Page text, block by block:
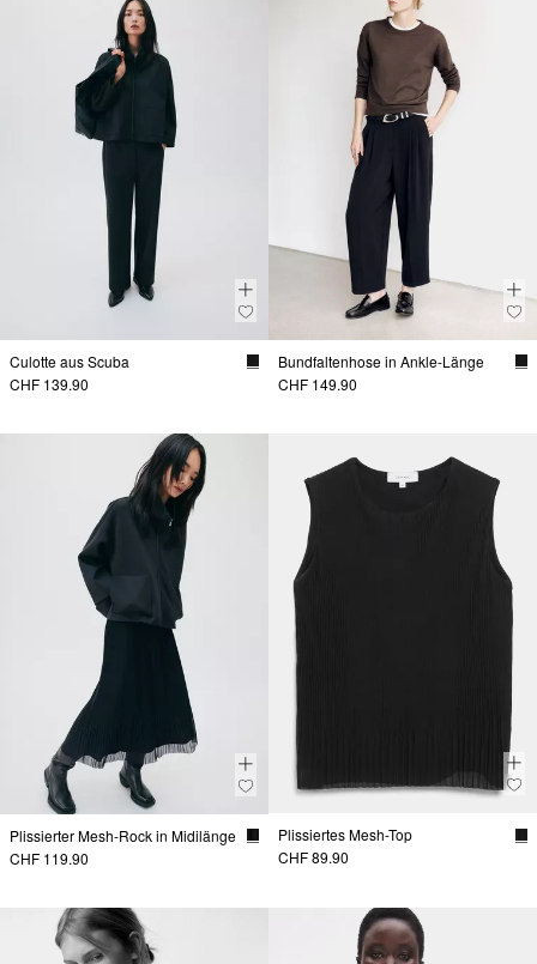
Culotte aus Scuba
CHF 139.90
Bundfaltenhose in Ankle-Länge
CHF 149.90
Plissierter Mesh-Rock in Midilänge
CHF 119.90
Plissiertes Mesh-Top
CHF 89.90